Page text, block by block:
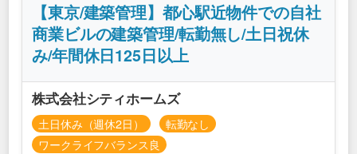
【東京/建築管理】都心駅近物件での自社
商業ビルの建築管理/転勤無し/土日祝休
み/年間休日125日以上
株式会社シティホームズ
土日休み（週休2日）
転勤なし
ワークライフバランス良